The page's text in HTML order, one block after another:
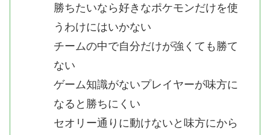
勝ちたいなら好きなポケモンだけを使
うわけにはいかない
チームの中で自分だけが強くても勝て
ない
ゲーム知識がないプレイヤーが味方に
なると勝ちにくい
セオリー通りに動けないと味方にから